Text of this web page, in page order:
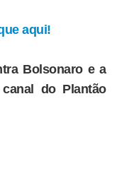
aqui!
Bolsonaro e a
do Plantão